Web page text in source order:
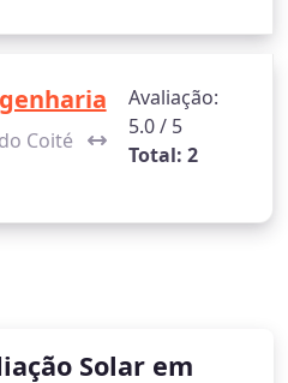
Coité
Avaliação:
5.0 / 5
Total: 2
Solar em